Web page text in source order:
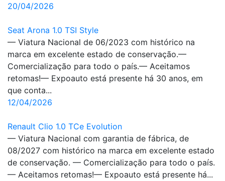
20/04/2026
Seat Arona 1.0 TSI Style
— Viatura Nacional de 06/2023 com histórico na
marca em excelente estado de conservação.—
Comercialização para todo o país.— Aceitamos
retomas!— Expoauto está presente há 30 anos, em
que conta...
12/04/2026
Renault Clio 1.0 TCe Evolution
— Viatura Nacional com garantia de fábrica, de
08/2027 com histórico na marca em excelente estado
de conservação. — Comercialização para todo o país.
— Aceitamos retomas!— Expoauto está presente há...